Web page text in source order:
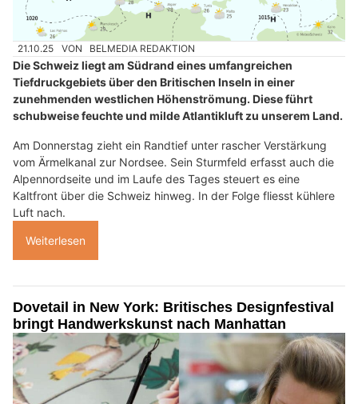
21.10.25 VON BELMEDIA REDAKTION
Die Schweiz liegt am Südrand eines umfangreichen
Tiefdruckgebiets über den Britischen Inseln in einer
zunehmenden westlichen Höhenströmung. Diese führt
schubweise feuchte und milde Atlantikluft zu unserem Land.
Am Donnerstag zieht ein Randtief unter rascher Verstärkung
vom Ärmelkanal zur Nordsee. Sein Sturmfeld erfasst auch die
Alpennordseite und im Laufe des Tages steuert es eine
Kaltfront über die Schweiz hinweg. In der Folge fliesst kühlere
Luft nach.
Weiterlesen
Dovetail in New York: Britisches Designfestival
bringt Handwerkskunst nach Manhattan